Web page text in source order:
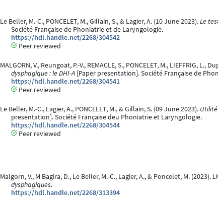
Le Beller, M.-C., PONCELET, M., Gillain, S., & Lagier, A. (10 June 2023).Le
Société Française de Phoniatrie et de Laryngologie.
https://hdl.handle.net/2268/304542
Peer reviewed
MALGORN, V., Reungoat, P.-V., REMACLE, S., PONCELET, M., LIEFFRIG, L.,
dysphagique : le DHI-A [Paper presentation]. Société Française de
https://hdl.handle.net/2268/304541
Peer reviewed
Le Beller, M.-C., Lagier, A., PONCELET, M., & Gillain, S. (09 June 2023).
presentation]. Société Française deu Phoniatrie et Laryngologie.
https://hdl.handle.net/2268/304544
Peer reviewed
Malgorn, V., M Bagira, D., Le Beller, M.-C., Lagier, A., & Poncelet, M. (2023).
dysphagiques.
https://hdl.handle.net/2268/313394